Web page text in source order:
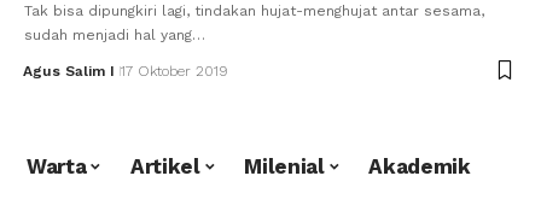
Tak bisa dipungkiri lagi, tindakan hujat-menghujat antar sesama,
sudah menjadi hal yang…
Agus Salim I 17 Oktober 2019
Warta Artikel Milenial Akademik